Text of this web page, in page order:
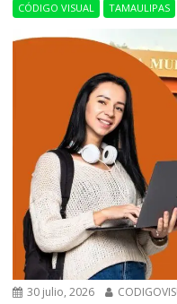
CÓDIGO VISUAL TAMAULIPAS
30 julio, 2026